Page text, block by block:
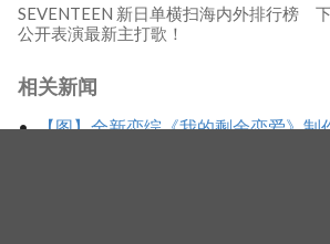
SEVENTEEN 新日单横扫海内外排行榜
公开表演最新主打歌！
相关新闻
【图】全新恋综《我的剩余恋爱》制